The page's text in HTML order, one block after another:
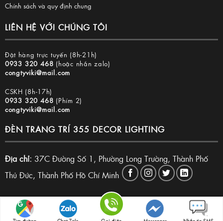
Chính sách và quy định chung
LIÊN HỆ VỚI CHÚNG TÔI
Đặt hàng trực tuyến (8h-21h)
0933 320 468 (hoặc nhắn zalo)
congtyviki@mail.com
CSKH (8h-17h)
0933 320 468 (Phím 2)
congtyviki@mail.com
ĐÈN TRANG TRÍ 355 DECOR LIGHTING
Địa chỉ: 37C Đường Số 1, Phường Long Trường, Thành Phố
Thủ Đức, Thành Phố Hồ Chí Minh
Copyright 2026 © Đèn trang trí 355 Decor